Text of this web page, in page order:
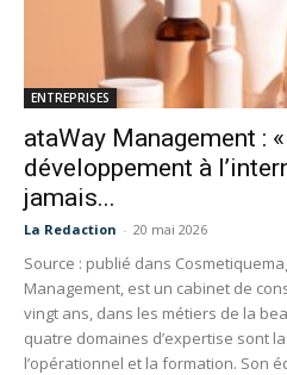
ENTREPRISES
ataWay Management :
développement à
jamais...
La Redaction - 20 mai 2026
Source : publié dans
Management, est un cabinet de
vingt ans, dans les métiers de la
quatre domaines d’expertise sont
l’opérationnel et la formation. Son